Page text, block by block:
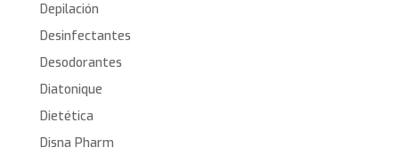
Depilación
Desinfectantes
Desodorantes
Diatonique
Dietética
Disna Pharm